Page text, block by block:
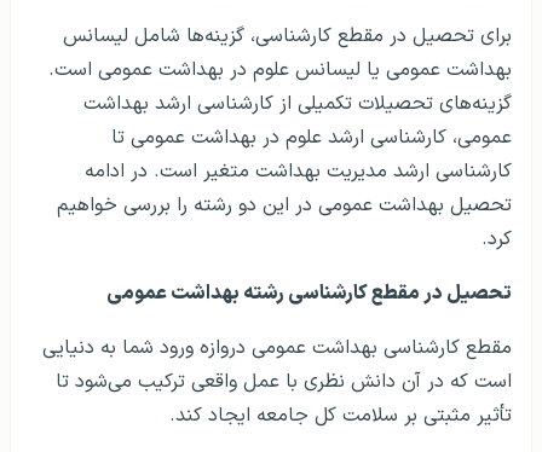
برای تحصیل در مقطع کارشناسی، گزینه‌ها شامل لیسانس
بهداشت عمومی یا لیسانس علوم در بهداشت عمومی است.
گزینه‌های تحصیلات تکمیلی از کارشناسی ارشد بهداشت
عمومی، کارشناسی ارشد علوم در بهداشت عمومی تا
کارشناسی ارشد مدیریت بهداشت متغیر است. در ادامه
تحصیل بهداشت عمومی در این دو رشته را بررسی خواهیم
کرد.
تحصیل در مقطع کارشناسی رشته بهداشت عمومی
مقطع کارشناسی بهداشت عمومی دروازه ورود شما به دنیایی
است که در آن دانش نظری با عمل واقعی ترکیب می‌شود تا
تأثیر مثبتی بر سلامت کل جامعه ایجاد کند.